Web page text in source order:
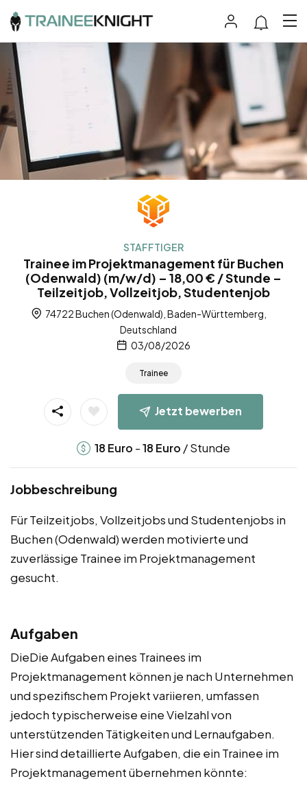
STAFFTIGER
Trainee im Projektmanagement für Buchen
(Odenwald) (m/w/d) – 18,00 € / Stunde –
Teilzeitjob, Vollzeitjob, Studentenjob
74722 Buchen (Odenwald), Baden-Württemberg,
Deutschland
03/08/2026
Trainee
Jetzt bewerben
18 Euro -18 Euro / Stunde
Jobbeschreibung
Für Teilzeitjobs, Vollzeitjobs und Studentenjobs in
Buchen (Odenwald) werden motivierte und
zuverlässige Trainee im Projektmanagement
gesucht.
Aufgaben
DieDie Aufgaben eines Trainees im
Projektmanagement können je nach Unternehmen
und spezifischem Projekt variieren, umfassen
jedoch typischerweise eine Vielzahl von
unterstützenden Tätigkeiten und Lernaufgaben.
Hier sind detaillierte Aufgaben, die ein Trainee im
Projektmanagement übernehmen könnte: